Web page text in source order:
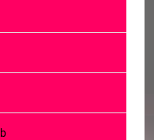
PIÙ VIVE
SOCIALE